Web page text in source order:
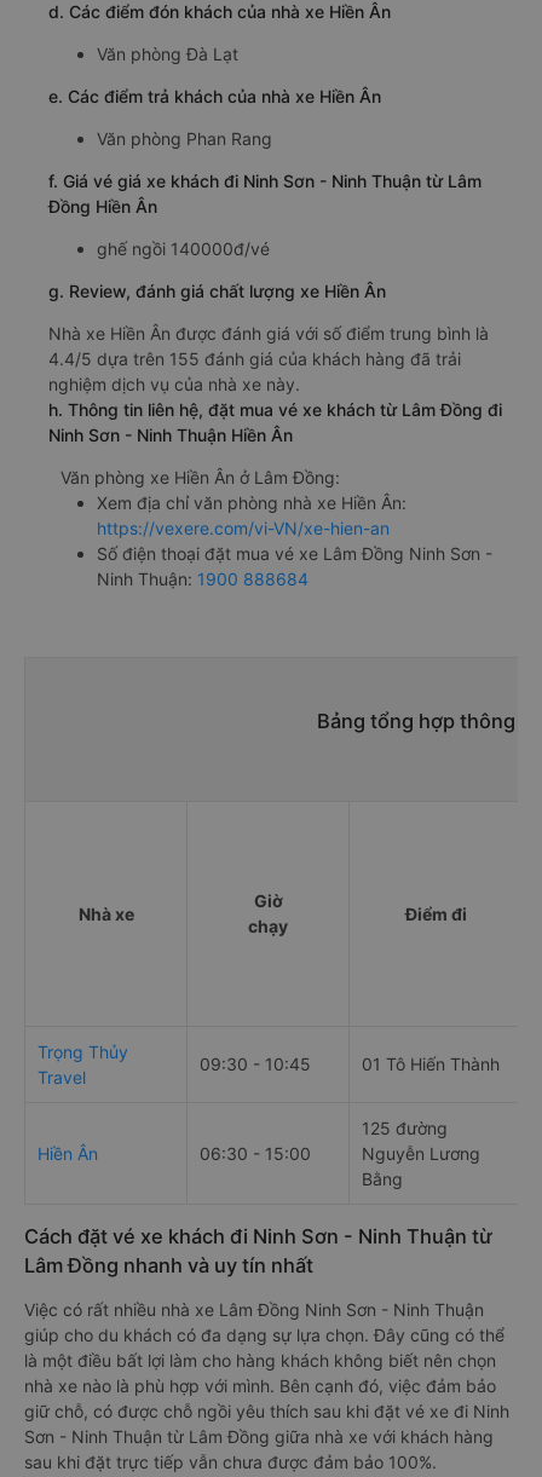
d. Các điểm đón khách của nhà xe Hiền Ân
Văn phòng Đà Lạt
e. Các điểm trả khách của nhà xe Hiền Ân
Văn phòng Phan Rang
f. Giá vé giá xe khách đi Ninh Sơn - Ninh Thuận từ Lâm
Đồng Hiền Ân
ghế ngồi 140000đ/vé
g. Review, đánh giá chất lượng xe Hiền Ân
Nhà xe Hiền Ân được đánh giá với số điểm trung bình là
4.4/5 dựa trên 155 đánh giá của khách hàng đã trải
nghiệm dịch vụ của nhà xe này.
h. Thông tin liên hệ, đặt mua vé xe khách từ Lâm Đồng đi
Ninh Sơn - Ninh Thuận Hiền Ân
Văn phòng xe Hiền Ân ở Lâm Đồng:
Xem địa chỉ văn phòng nhà xe Hiền Ân:
https://vexere.com/vi-VN/xe-hien-an
Số điện thoại đặt mua vé xe Lâm Đồng Ninh Sơn -
Ninh Thuận: 1900 888684
Bảng tổng hợp thông
Nhà xe
Giờ
chạy
Điểm đi
Trọng Thủy
Travel
09:30 - 10:45 01 Tô Hiến Thành
Hiền Ân 06:30 - 15:00
125 đường
Nguyễn Lương
Bằng
Cách đặt vé xe khách đi Ninh Sơn - Ninh Thuận từ
Lâm Đồng nhanh và uy tín nhất
Việc có rất nhiều nhà xe Lâm Đồng Ninh Sơn - Ninh Thuận
giúp cho du khách có đa dạng sự lựa chọn. Đây cũng có thể
là một điều bất lợi làm cho hàng khách không biết nên chọn
nhà xe nào là phù hợp với mình. Bên cạnh đó, việc đảm bảo
giữ chỗ, có được chỗ ngồi yêu thích sau khi đặt vé xe đi Ninh
Sơn - Ninh Thuận từ Lâm Đồng giữa nhà xe với khách hàng
sau khi đặt trực tiếp vẫn chưa được đảm bảo 100%.